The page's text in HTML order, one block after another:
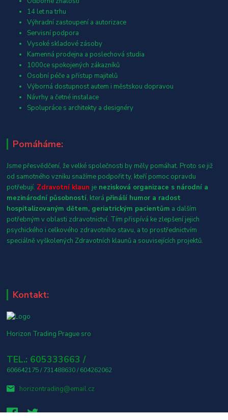
14 let na trhu
Výhradní zastoupení a autorizace
Servisní podpora
Vysoké skladové zásoby
Kamenná prodejna a poslechová studia
1000ce spokojených zákazníků
Osobní péče a přístup majitelů
Výborná dostupnost autem i městskou dopravou
Návrhy a četné instalace
Spolupráce s architekty a designéry
Pomáháme:
Jsme přesvědčení, že velké společnosti by měly pomáhat. Proto se již
od samotného vzniku snažíme podpořit ty, kteří pomoc opravdu
potřebují. Zdravotní klaun je nezisková organizace s národní a
mezinárodní působností, která přináší humor a radost
hospitalizovaným dětem, geriatrickým pacientům a dalším
potřebným v oblasti zdravotnictví. Tím přispívá ke zlepšení jejich
psychického i celkového zdravotního stavu, a to prostřednictvím
speciálně vyškolených Zdravotních klaunů a souvisejících projektů.
Kontakt:
Horizon Trading Prague sro
TEL.: 605333663 /
606642175 / 731488630 / 604262062
horizontrading@email.cz